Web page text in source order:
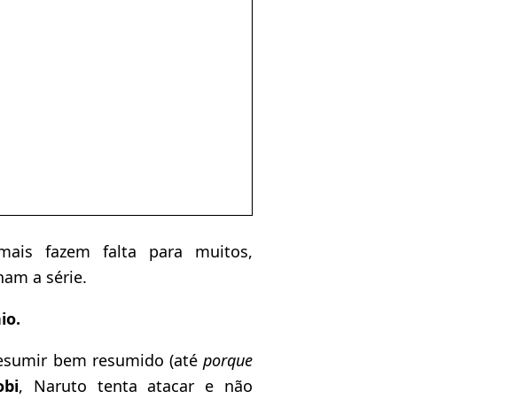
fazem falta para muitos,
a série.
bem resumido (até porque
, Naruto tenta atacar e não